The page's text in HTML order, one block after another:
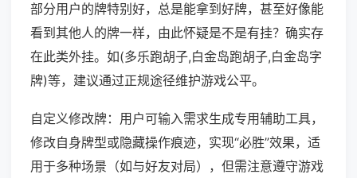
部分用户的牌特别好，总是能拿到好牌，甚至好像能
看到其他人的牌一样，由此怀疑是不是有挂？确实存
在此类外挂。如(多乐跑胡子,白金岛跑胡子,白金岛字
牌)等，建议通过正规途径维护游戏公平。
自定义修改牌：用户可输入需求生成专用辅助工具，
修改自身牌型或隐藏操作痕迹，实现“必胜”效果，适
用于多种场景（如与好友对局），但需注意遵守游戏